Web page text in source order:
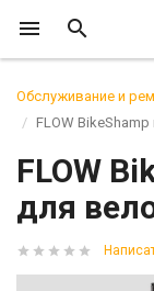
Обслуживание и
FLOW
FLOW
для